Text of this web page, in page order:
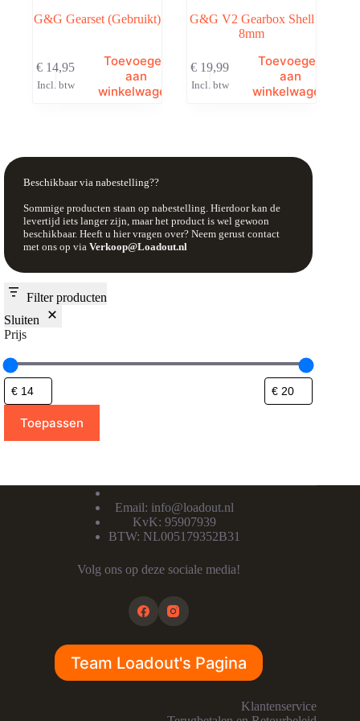
G&G Gearset (Gebruikt)
€ 14,95
Incl. btw
Toevoegen
aan
winkelwagen
G&G V2 Gearbox Shell
8mm
€ 19,99
Incl. btw
Toevoegen
aan
winkelwagen
Beschikbaar via nabestelling??
Sommige producten staan op nabestelling. Hierdoor kan de
levertijd iets langer zijn, maar het product is wel gewoon
beschikbaar. Heeft u hier vragen over? Neem gerust contact
met ons op via Verkoop@Loadout.nl
Filter producten
Sluiten
Prijs
Toepassen
Email: info@loadout.nl
KvK: 95907939
BTW: NL005179352B31
Volg ons op deze sociale media!
Team Loadout's Pagina
Klantenservice